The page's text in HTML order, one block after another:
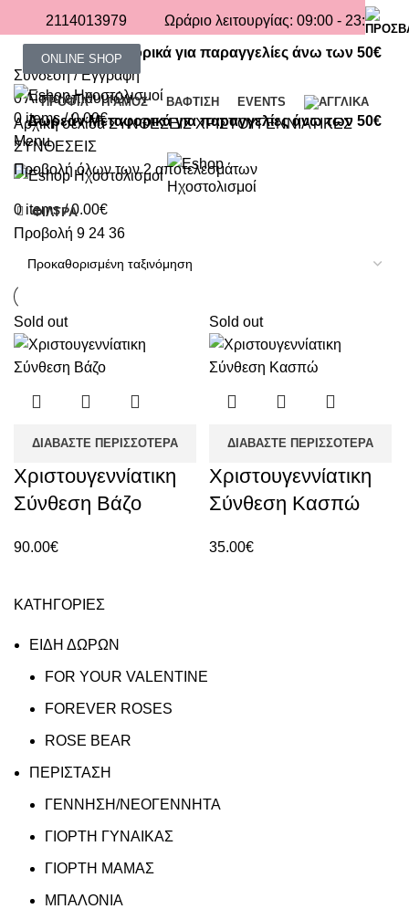
2114013979 Ωράριο λειτουργίας: 09:00 - 23:00
Δωρεάν Μεταφορικά για παραγγελίες άνω των 50€
Σύνδεση / Εγγραφή
0Λίστα επιθυμιών
Δωρεάν Μεταφορικά για παραγγελίες άνω των 50€
ONLINE SHOP
0items / 0.00€
Menu
0 items / 0.00€
ΠΡΟΦΙΛ ΓΑΜΟΣ ΒΑΦΤΙΣΗ EVENTS
ΚΑΤΗΓΟΡΙΕΣ
ΕΙΔΗ ΔΩΡΩΝ
FOR YOUR VALENTINE
FOREVER ROSES
ROSE BEAR
ΠΕΡΙΣΤΑΣΗ
ΓΕΝΝΗΣΗ/ΝΕΟΓΕΝΝΗΤΑ
ΓΙΟΡΤΗ ΓΥΝΑΙΚΑΣ
ΓΙΟΡΤΗ ΜΑΜΑΣ
ΜΠΑΛΟΝΙΑ
Αρχική σελίδαΣΥΝΘΕΣΕΙΣΧΡΙΣΤΟΥΓΕΝΝΙΑΤΙΚΕΣ
ΣΥΝΘΕΣΕΙΣ
Προβολή όλων των 2 αποτελεσμάτων
ΦΙΛΤΡΑ
Προβολή 9 24 36
Sold out
ΔΙΑΒΆΣΤΕ ΠΕΡΙΣΣΌΤΕΡΑ
Χριστουγεννίατικη
Σύνθεση Βάζο
90.00€
Sold out
ΔΙΑΒΆΣΤΕ ΠΕΡΙΣΣΌΤΕΡΑ
Χριστουγεννίατικη
Σύνθεση Κασπώ
35.00€